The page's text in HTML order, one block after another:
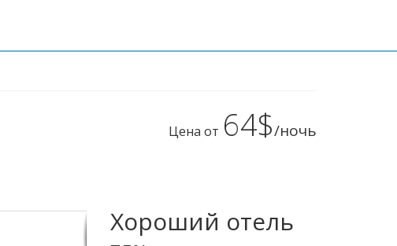
Цена от 64$/ночь
Хороший отель